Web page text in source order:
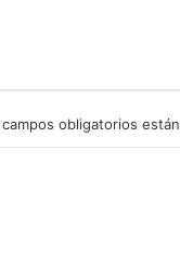
obligatorios